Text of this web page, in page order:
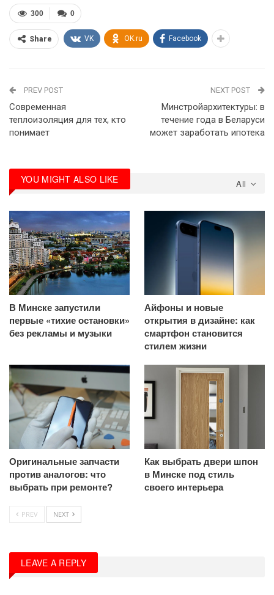
0
300
Share VK OK.ru Facebook
PREV POST
Современная
теплоизоляция для тех, кто
понимает
NEXT POST
Минстройархитектуры: в
течение года в Беларуси
может заработать ипотека
All
YOU MIGHT ALSO LIKE
В Минске запустили
первые «тихие остановки»
без рекламы и музыки
Айфоны и новые
открытия в дизайне: как
смартфон становится
стилем жизни
Оригинальные запчасти
против аналогов: что
выбрать при ремонте?
Как выбрать двери шпон
в Минске под стиль
своего интерьера
PREV NEXT
LEAVE A REPLY